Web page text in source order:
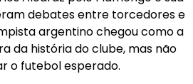
debates entre torcedores e
argentino chegou como a
da história do clube, mas não
o futebol esperado.